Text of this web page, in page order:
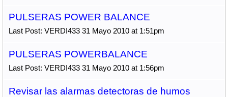
PULSERAS POWER BALANCE
Last Post: VERDI433 31 Mayo 2010 at 1:51pm
PULSERAS POWERBALANCE
Last Post: VERDI433 31 Mayo 2010 at 1:56pm
Revisar las alarmas detectoras de humos